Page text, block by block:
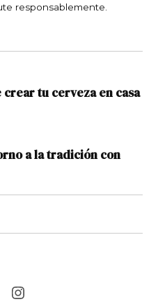
responsablemente.
tu cerveza en casa
a la tradición con